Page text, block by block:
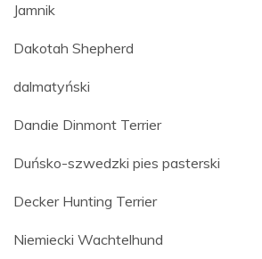
Jamnik
Dakotah Shepherd
dalmatyński
Dandie Dinmont Terrier
Duńsko-szwedzki pies pasterski
Decker Hunting Terrier
Niemiecki Wachtelhund